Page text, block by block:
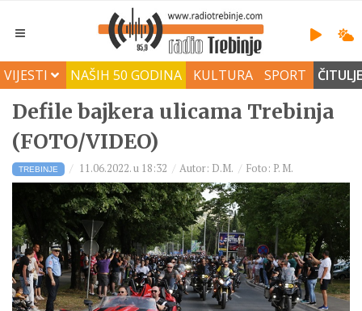
VIJESTI NAŠIH 50 GODINA KULTURA SPORT ČITULJE
Defile bajkera ulicama Trebinja
(FOTO/VIDEO)
TREBINJE 11.06.2022. u 18:32 Autor: D.M. Foto: P. M.